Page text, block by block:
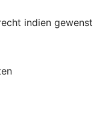
indien gewenst